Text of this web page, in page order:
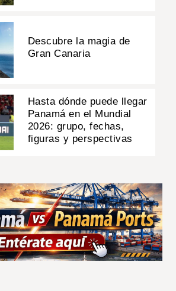
Descubre la magia de
Gran Canaria
Hasta dónde puede llegar
Panamá en el Mundial
2026: grupo, fechas,
figuras y perspectivas